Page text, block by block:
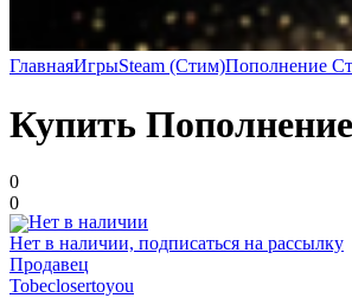
ГлавнаяИгрыSteam (Стим)Пополнение
Купить
0
0
Нет в наличии, подписаться на рассылку
Продавец
Tobeclosertoyou